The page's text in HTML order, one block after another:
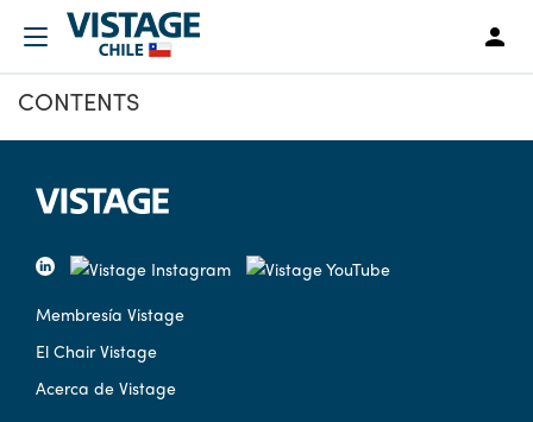
CONTENTS
Membresía Vistage
El Chair Vistage
Acerca de Vistage